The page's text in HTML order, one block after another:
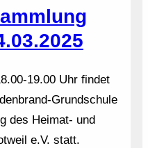
19.00 Uhr findet
Grundschule
des Heimat- und
e.V. statt.